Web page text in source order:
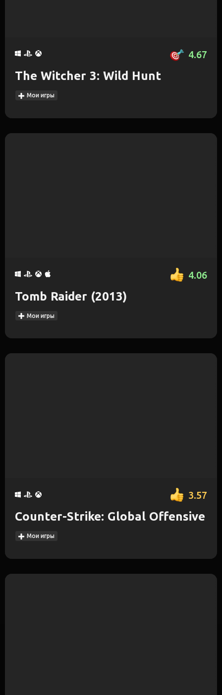
4.67
The Witcher 3: Wild Hunt
Мои игры
4.06
Tomb Raider (2013)
Мои игры
3.57
Counter-Strike: Global Offensive
Мои игры